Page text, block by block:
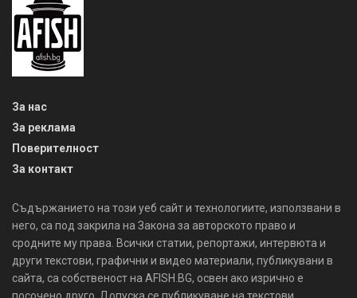
За нас
За реклама
Поверителност
За контакт
Съдържанието на този уеб сайт и технологиите, използвани в
него, са под закрила на Закона за авторското право и
сродните му права. Всички статии, репортажи, интервюта и
други текстови, графични и видео материали, публикувани в
сайта, са собственост на AFISH.BG, освен ако изрично е
посочено друго. Допуска се публикуване на текстови